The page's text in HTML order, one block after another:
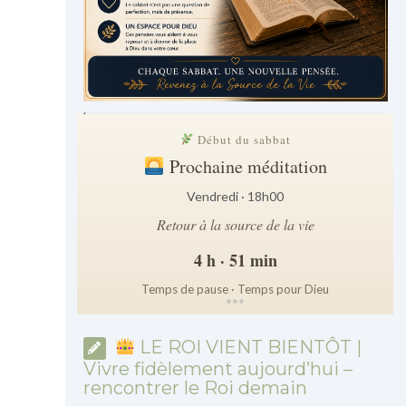
.
Début du sabbat
Prochaine méditation
Vendredi · 18h00
Retour à la source de la vie
4 h · 51 min
Temps de pause · Temps pour Dieu
***
LE ROI VIENT BIENTÔT |
Vivre fidèlement aujourd’hui –
rencontrer le Roi demain